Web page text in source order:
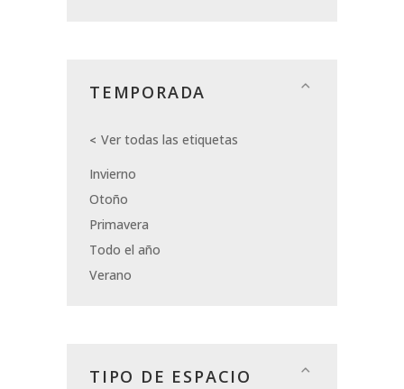
TEMPORADA
Ver todas las etiquetas
Invierno
Otoño
Primavera
Todo el año
Verano
TIPO DE ESPACIO